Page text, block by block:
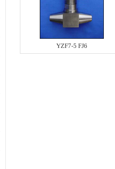
YZF7-5 FJ6